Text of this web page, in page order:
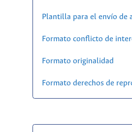
Plantilla para el envío de
Formato conflicto de
Formato originalidad
Formato derechos de